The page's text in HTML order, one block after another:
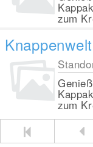
zum
zum